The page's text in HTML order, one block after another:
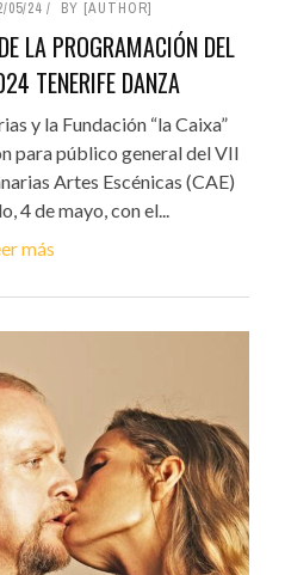
05/24 BY [AUTHOR]
LA PROGRAMACIÓN DEL
TENERIFE DANZA
y la Fundación “la Caixa”
para público general del VII
Artes Escénicas (CAE)
4 de mayo, con el...
más